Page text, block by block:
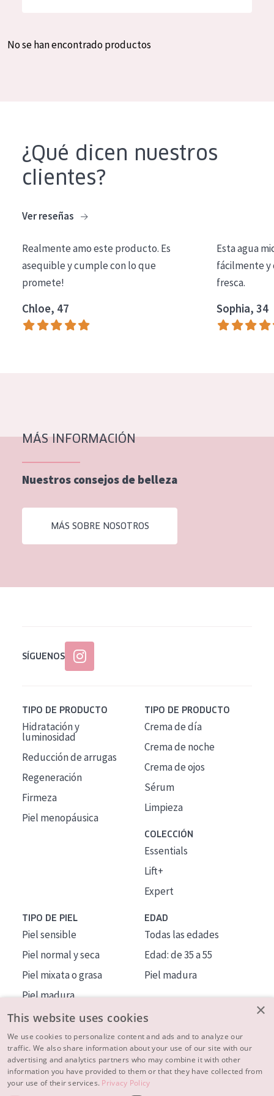
Crema de día
Crema de noche
Limpieza
COLECCIÓN
Essentials
Lift+
Piel normal y seca
Piel mixata o grasa
Piel madura
Piel expuesta al sol
Piel menopáusica
Todas las edades
Spanish
No se han encontrado productos
¿Qué dicen nuestros
clientes?
Ver reseñas
Realmente amo este producto. Es
asequible y cumple con lo que
promete!
Chloe, 47
Esta agua
fácilmente y
fresca.
Sophia, 34
MÁS INFORMACIÓN
Nuestros consejos de belleza
MÁS SOBRE NOSOTROS
SÍGUENOS
TIPO DE PRODUCTO
Hidratación y
luminosidad
Reducción de arrugas
Regeneración
Firmeza
Piel menopáusica
TIPO DE PRODUCTO
Crema de día
Crema de noche
Crema de ojos
Sérum
Limpieza
COLECCIÓN
Essentials
Lift+
Expert
TIPO DE PIEL
Piel sensible
Piel normal y seca
Piel mixata o grasa
Piel madura
Piel expuesta al sol
Piel menopáusica
EDAD
Todas las edades
Edad: de 35 a 55
Piel madura
MÁS SOBRE NOSOTROS
INSPIRACIÓN
×
This website uses cookies
We use cookies to personalize content and ads and to analyze our
traffic. We also share information about your use of our site with our
advertising and analytics partners who may combine it with other
information you have provided to them or that they have collected from
your use of their services. Privacy Policy